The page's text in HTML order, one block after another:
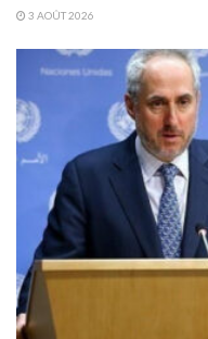
3 AOÛT 2026